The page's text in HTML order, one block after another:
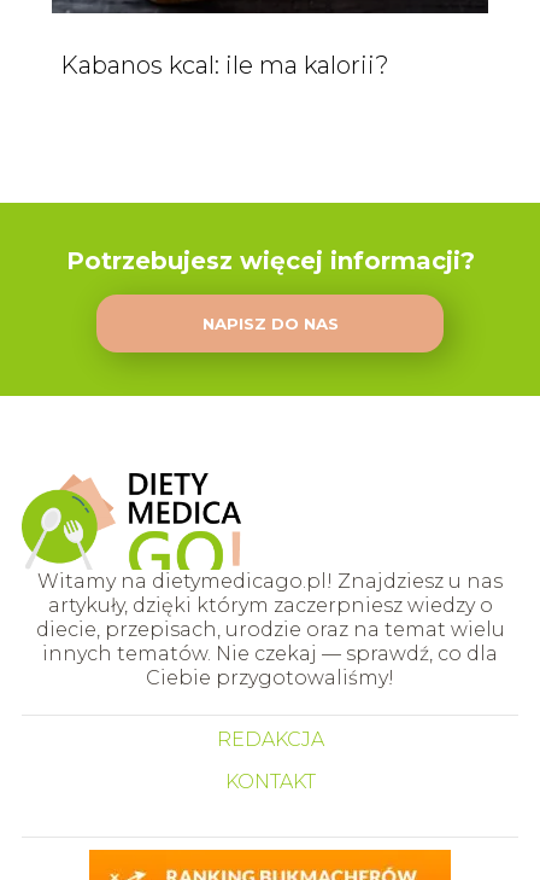
Kabanos kcal: ile ma kalorii?
Potrzebujesz więcej informacji?
NAPISZ DO NAS
Witamy na dietymedicago.pl! Znajdziesz u nas
artykuły, dzięki którym zaczerpniesz wiedzy o
diecie, przepisach, urodzie oraz na temat wielu
innych tematów. Nie czekaj — sprawdź, co dla
Ciebie przygotowaliśmy!
REDAKCJA
KONTAKT